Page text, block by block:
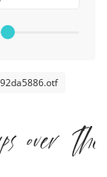
over